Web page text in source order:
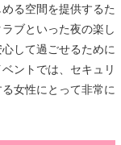
る空間を提供するた
ブといった夜の楽し
して過ごせるために
ントでは、セキュリ
女性にとって非常に